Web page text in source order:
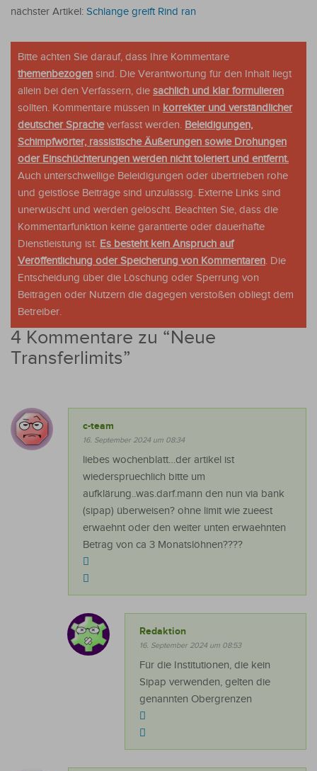
nächster Artikel: Schlange greift Rind ran
Bitte achten Sie darauf, dass Ihre Kommentare
themenbezogen sind. Die Verantwortung für den Inhalt liegt
allein bei den Verfassern, die sachlich und klar formulieren
sollten. Kommentare müssen in korrekter und verständlicher
deutscher Spracheverfasst werden. Beleidigungen,
Schimpfwörter, rassistische Äußerungen sowie Drohungen
oder Einschüchterungen werden nicht toleriert und entfernt.
Auch unterschwellige Beleidigungen oder übertrieben rohe
und geistlose Beiträge sind unzulässig. Externe Links sind
unerwüscht und werden gelöscht. Beachten Sie, dass die
Kommentarfunktion keine garantierte oder dauerhafte
Dienstleistung ist. Es besteht kein Anspruch auf
Veröffentlichung oder Speicherung von Kommentaren. Die
Entscheidung über die Löschung oder Sperrung von
Beiträgen oder Nutzern die dagegen verstoßen obliegt dem
Betreiber.
4 Kommentare zu “Neue
Transferlimits”
c-team
16. September 2024 um 08:34
liebes wochenblatt…der artikel ist
wiederspruechlich bitte um
aufklärung..was.darf.mann den nun via bank
(sipap) überweisen? ohne limit wie zueest
erwaehnt oder den weiter unten erwaehnten
Betrag von ca 3 Monatslöhnen????
Redaktion
16. September 2024 um 08:53
Für die Institutionen, die kein
Sipap verwenden, gelten die
genannten Obergrenzen